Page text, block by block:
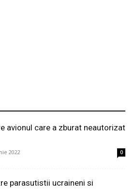
avionul care a zburat neautorizat
2022 0
parasutistii ucraineni si